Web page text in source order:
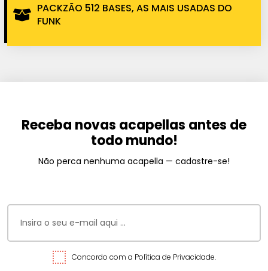
PACKZÃO 512 BASES, AS MAIS USADAS DO
FUNK
Receba novas acapellas antes de
todo mundo!
Não perca nenhuma acapella — cadastre-se!
Concordo com a Política de Privacidade.